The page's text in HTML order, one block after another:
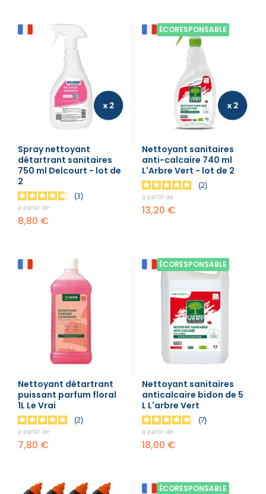
Spray nettoyant
détartrant sanitaires
750 ml Delcourt - lot de
2
3
a partir de
8,80 €
ÉCORESPONSABLE
Nettoyant sanitaires
anti-calcaire 740 ml
L'Arbre Vert - lot de 2
2
a partir de
13,20 €
Nettoyant détartrant
puissant parfum floral
1L Le Vrai
2
a partir de
7,80 €
ÉCORESPONSABLE
Nettoyant sanitaires
anticalcaire bidon de 5
L L'arbre Vert
7
a partir de
18,00 €
ÉCORESPONSABLE